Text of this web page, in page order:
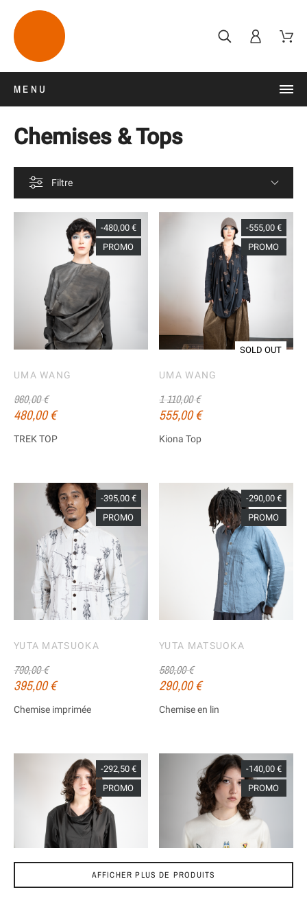
MENU
Chemises & Tops
Filtre
-480,00 €
PROMO
UMA WANG
960,00 €
480,00 €
TREK TOP
-555,00 €
PROMO
SOLD OUT
UMA WANG
1 110,00 €
555,00 €
Kiona Top
-395,00 €
PROMO
YUTA MATSUOKA
790,00 €
395,00 €
Chemise imprimée
-290,00 €
PROMO
YUTA MATSUOKA
580,00 €
290,00 €
Chemise en lin
-292,50 €
PROMO
-140,00 €
PROMO
SOLD OUT
AFFICHER PLUS DE PRODUITS